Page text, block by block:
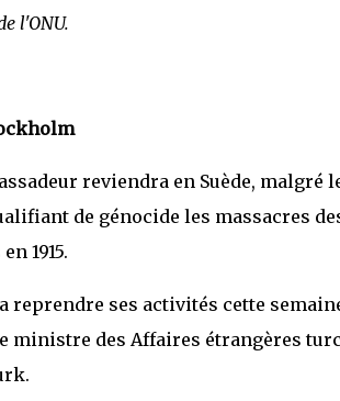
l'ONU.
reviendra en Suède, malgré
de génocide les massacres
1915.
reprendre ses activités cette
ministre des Affaires étrangères